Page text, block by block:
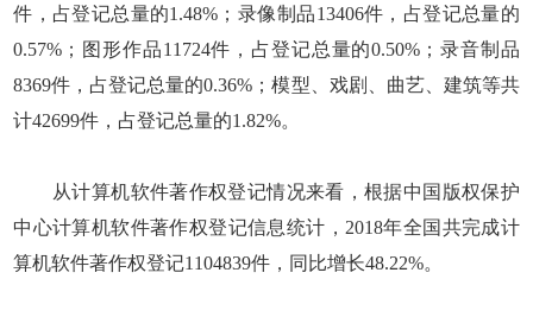
件，占登记总量的1.48%；录像制品13406件，占登记总量的
0.57%；图形作品11724件，占登记总量的0.50%；录音制品
8369件，占登记总量的0.36%；模型、戏剧、曲艺、建筑等共
计42699件，占登记总量的1.82%。
从计算机软件著作权登记情况来看，根据中国版权保护
中心计算机软件著作权登记信息统计，2018年全国共完成计
算机软件著作权登记1104839件，同比增长48.22%。